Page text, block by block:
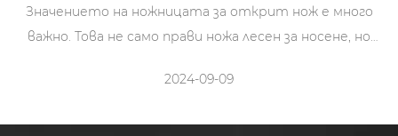
Значението на ножницата за открит нож е много
важно. Това не само прави ножа лесен за носене, но
природни атмосферни условия и случайно износване
2024-09-09